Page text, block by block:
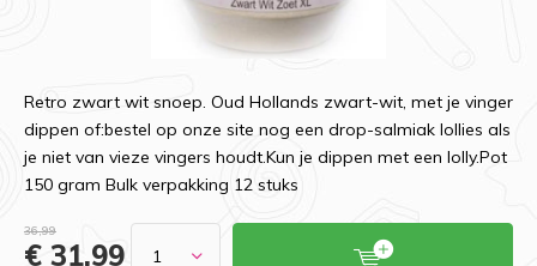
Retro zwart wit snoep. Oud Hollands zwart-wit, met je vinger
dippen of:bestel op onze site nog een drop-salmiak lollies als
je niet van vieze vingers houdt.Kun je dippen met een lolly.Pot
150 gram Bulk verpakking 12 stuks
36,99
€ 31,99